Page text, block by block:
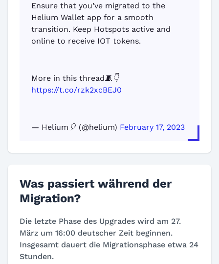
Ensure that you’ve migrated to the
Helium Wallet app for a smooth
transition. Keep Hotspots active and
online to receive IOT tokens.
More in this thread🧵👇
https://t.co/rzk2xcBEJ0
— Helium🎈 (@helium) February 17, 2023
Was passiert während der
Migration?
Die letzte Phase des Upgrades wird am 27.
März um 16:00 deutscher Zeit beginnen.
Insgesamt dauert die Migrationsphase etwa 24
Stunden.